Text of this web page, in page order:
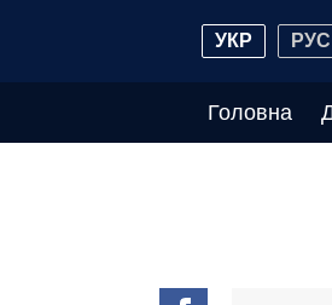
УКР РУС
Головна